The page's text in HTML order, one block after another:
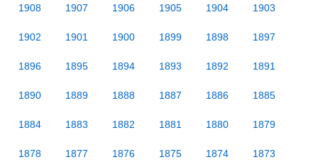
1908 1907 1906 1905 1904 1903
1902 1901 1900 1899 1898 1897
1896 1895 1894 1893 1892 1891
1890 1889 1888 1887 1886 1885
1884 1883 1882 1881 1880 1879
1878 1877 1876 1875 1874 1873